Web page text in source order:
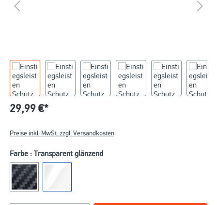
29,99 €*
Preise inkl. MwSt. zzgl. Versandkosten
Farbe : Transparent glänzend